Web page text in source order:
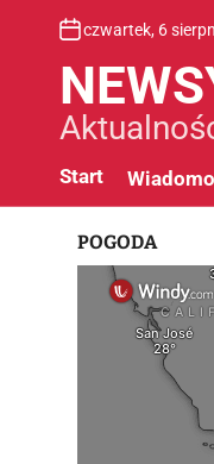
czwartek, 6
Start
POGODA